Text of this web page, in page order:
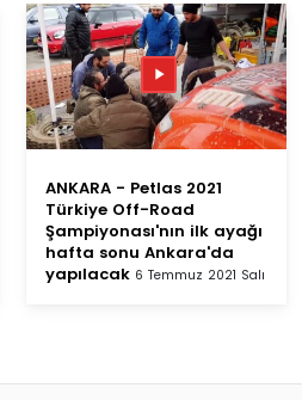
ANKARA - Petlas 2021
Türkiye Off-Road
Şampiyonası'nın ilk ayağı
hafta sonu Ankara'da
yapılacak 6 Temmuz 2021 Salı